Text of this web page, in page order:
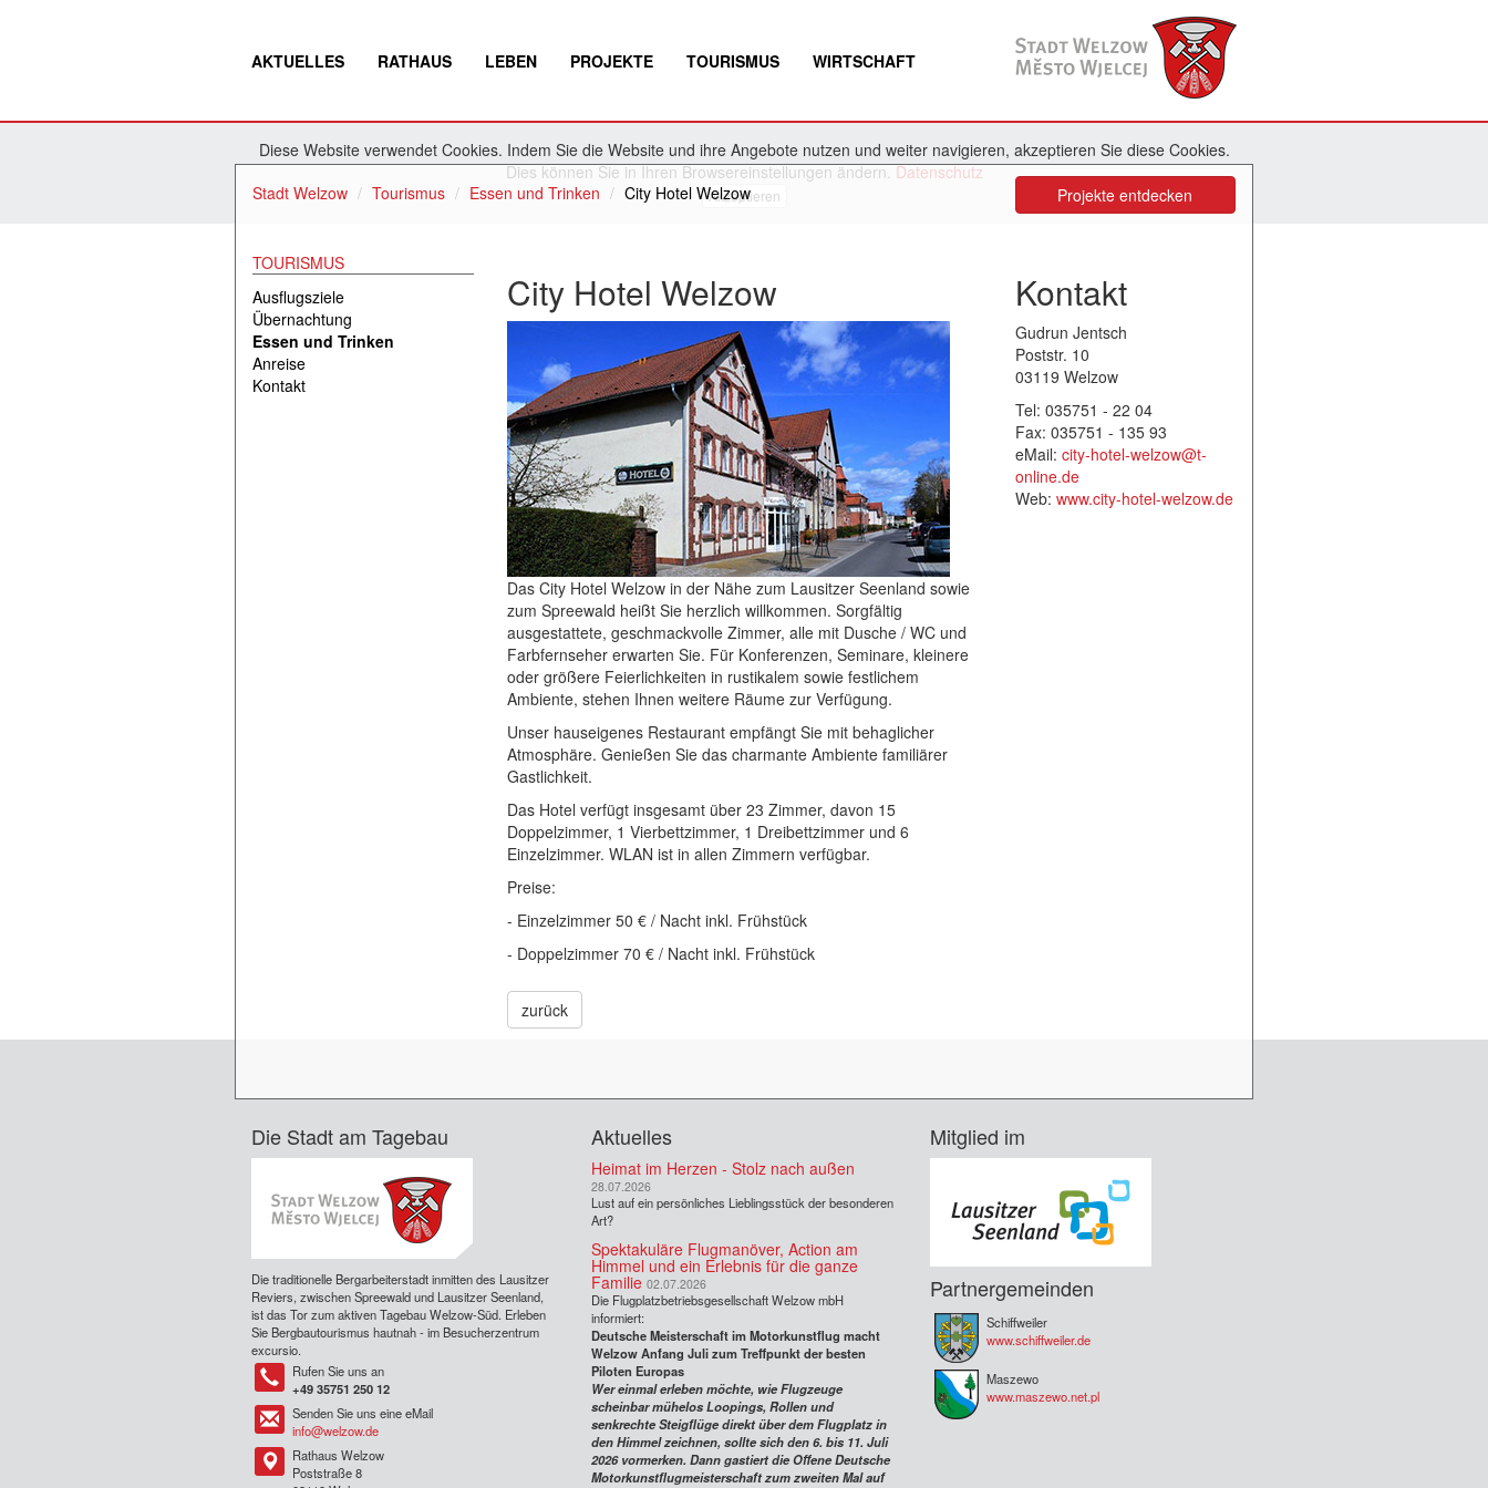
AKTUELLES RATHAUS LEBEN PROJEKTE TOURISMUS WIRTSCHAFT
Diese Website verwendet Cookies. Indem Sie die Website und ihre Angebote nutzen und weiter navigieren, akzeptieren Sie diese Cookies.
Dies können Sie in Ihren Browsereinstellungen ändern.Datenschutz
Akzeptieren
Stadt Welzow Tourismus Essen und Trinken City Hotel Welzow Projekte entdecken
TOURISMUS
Ausflugsziele
Übernachtung
Essen und Trinken
Anreise
Kontakt
City Hotel Welzow
Das City Hotel Welzow in der Nähe zum Lausitzer Seenland sowie
zum Spreewald heißt Sie herzlich willkommen. Sorgfältig
ausgestattete, geschmackvolle Zimmer, alle mit Dusche / WC und
Farbfernseher erwarten Sie. Für Konferenzen, Seminare, kleinere
oder größere Feierlichkeiten in rustikalem sowie festlichem
Ambiente, stehen Ihnen weitere Räume zur Verfügung.
Unser hauseigenes Restaurant empfängt Sie mit behaglicher
Atmosphäre. Genießen Sie das charmante Ambiente familiärer
Gastlichkeit.
Das Hotel verfügt insgesamt über 23 Zimmer, davon 15
Doppelzimmer, 1 Vierbettzimmer, 1 Dreibettzimmer und 6
Einzelzimmer. WLAN ist in allen Zimmern verfügbar.
Preise:
- Einzelzimmer 50 € / Nacht inkl. Frühstück
- Doppelzimmer 70 € / Nacht inkl. Frühstück
zurück
Kontakt
Gudrun Jentsch
Poststr. 10
03119 Welzow
Tel: 035751 - 22 04
Fax: 035751 - 135 93
eMail: city-hotel-welzow@t-
online.de
Web: www.city-hotel-welzow.de
Die Stadt am Tagebau
Die traditionelle Bergarbeiterstadt inmitten des Lausitzer
Reviers, zwischen Spreewald und Lausitzer Seenland,
ist das Tor zum aktiven Tagebau Welzow-Süd. Erleben
Sie Bergbautourismus hautnah - im Besucherzentrum
excursio.
TelRufen Sie uns an
+49 35751 250 12
TelSenden Sie uns eine eMail
info@welzow.de
Tel
Rathaus Welzow
Poststraße 8
Aktuelles
Heimat im Herzen - Stolz nach außen
28.07.2026
Lust auf ein persönliches Lieblingsstück der besonderen
Art?
Spektakuläre Flugmanöver, Action am
Himmel und ein Erlebnis für die ganze
Familie 02.07.2026
Die Flugplatzbetriebsgesellschaft Welzow mbH
informiert:
Deutsche Meisterschaft im Motorkunstflug macht
Welzow Anfang Juli zum Treffpunkt der besten
Piloten Europas
Wer einmal erleben möchte, wie Flugzeuge
scheinbar mühelos Loopings, Rollen und
senkrechte Steigflüge direkt über dem Flugplatz in
den Himmel zeichnen, sollte sich den 6. bis 11. Juli
2026 vormerken. Dann gastiert die Offene Deutsche
Motorkunstflugmeisterschaft zum zweiten Mal auf
Mitglied im
Partnergemeinden
Schiffweiler
www.schiffweiler.de
Maszewo
www.maszewo.net.pl